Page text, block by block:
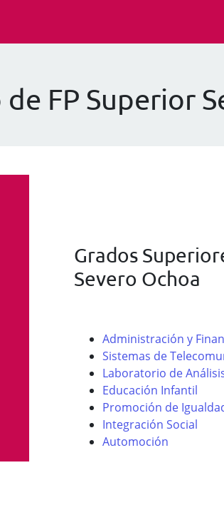
FP Superior
Grados
Severo Ochoa
Administración y
Sistemas de
Laboratorio de
Educación Infantil
Promoción de
Integración Social
Automoción